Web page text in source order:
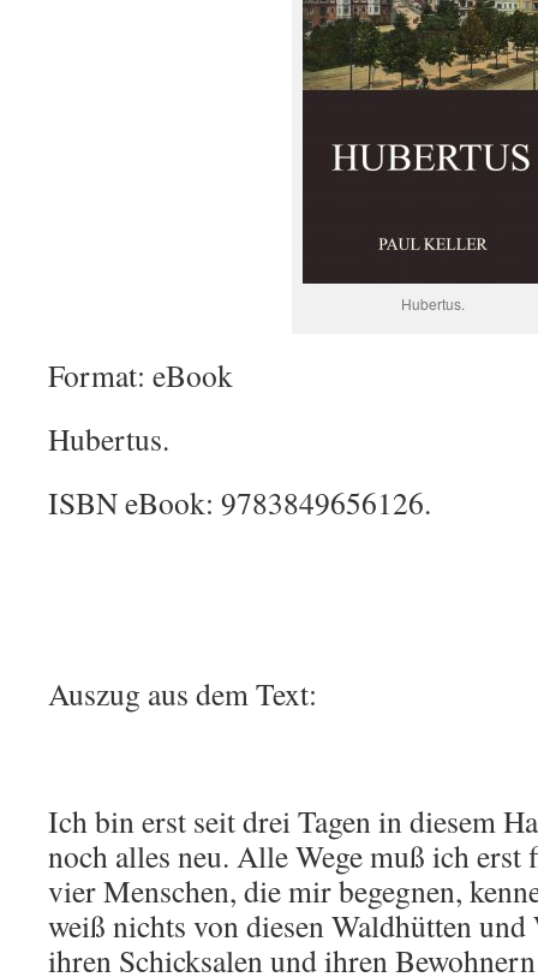
Hubertus.
Format: eBook
Hubertus.
ISBN eBook: 9783849656126.
Auszug aus dem Text:
Ich bin erst seit drei Tagen in diesem
noch alles neu. Alle Wege muß ich
vier Menschen, die mir begegnen,
weiß nichts von diesen Waldhütten
ihren Schicksalen und ihren